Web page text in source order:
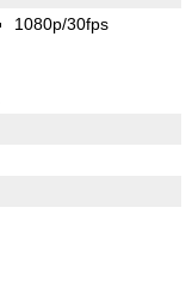
1080p/30fps